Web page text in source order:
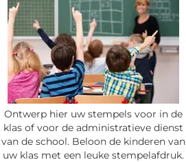
Ontwerp hier uw stempels voor in de
klas of voor de administratieve dienst
van de school. Beloon de kinderen van
uw klas met een leuke stempelafdruk.